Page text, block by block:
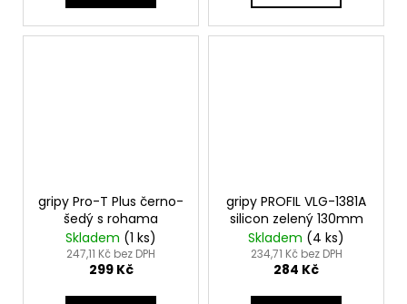
gripy Pro-T Plus černo-
šedý s rohama
Skladem (1 ks)
247,11 Kč bez DPH
299 Kč
gripy PROFIL VLG-1381A
silicon zelený 130mm
Skladem (4 ks)
234,71 Kč bez DPH
284 Kč